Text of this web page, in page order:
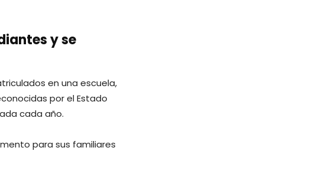
y se
en una escuela,
por el Estado
cada año.
para sus familiares